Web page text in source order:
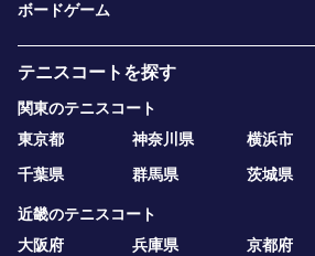
ボードゲーム
テニスコートを探す
関東のテニスコート
東京都
神奈川県 横浜市
千葉県
群馬県 茨城県
近畿のテニスコート
大阪府
兵庫県 京都府